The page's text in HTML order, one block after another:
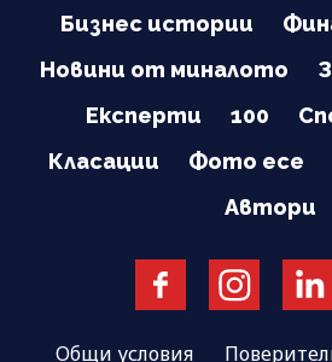
Бизнес истории
Новини от миналото
Експерти
100
Класации
Фото есе
Автори
Общи условия